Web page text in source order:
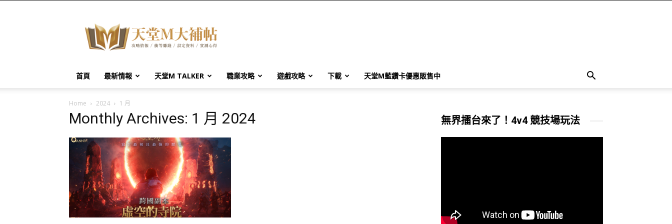
堂
M
大
帖
首頁 最新情報 天堂M TALKER 職業攻略 遊戲攻略 下載 天堂M藍鑽卡優惠販售中
Home 2024 1 月
Monthly Archives: 1 月 2024 無界擂台來了！4v4 競技場玩法